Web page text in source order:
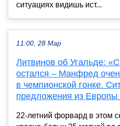
ситуациях видишь ист...
11:00, 28 Мар
Литвинов об Угальде:
остался – Манфред
в чемпионской гонке.
предложения из Европы
22-летний форвард в этом